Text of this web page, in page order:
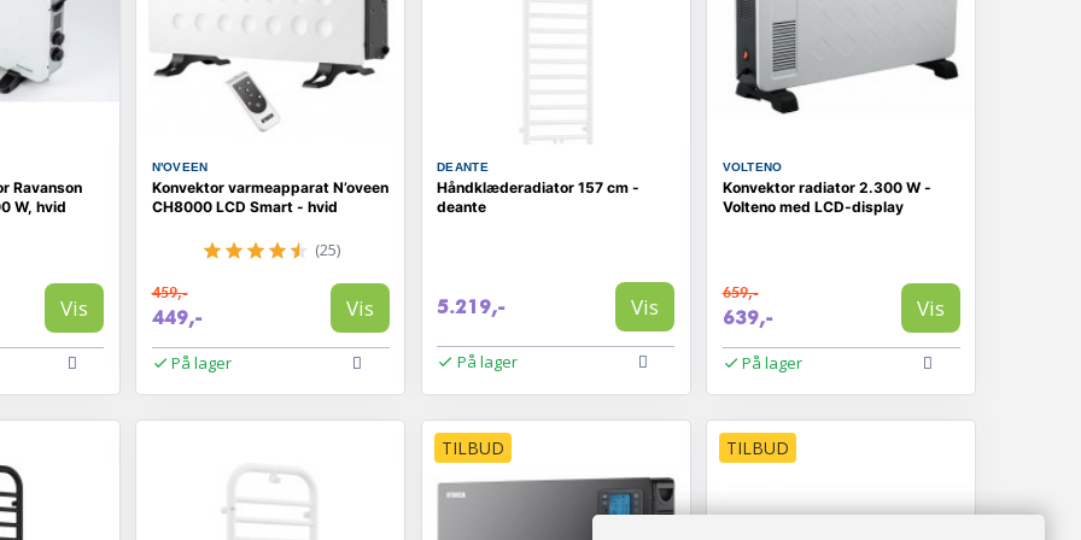
Ravanson
W, hvid
Vis
N'OVEEN
Konvektor varmeapparat N’oveen
CH8000 LCD Smart - hvid
(25)
459,-
449,- Vis
På lager
DEANTE
Håndklæderadiator 157 cm -
deante
5.219,- Vis
På lager
VOLTENO
Konvektor radiator 2.300 W -
Volteno med LCD-display
659,-
639,- Vis
På lager
TILBUD TILBUD